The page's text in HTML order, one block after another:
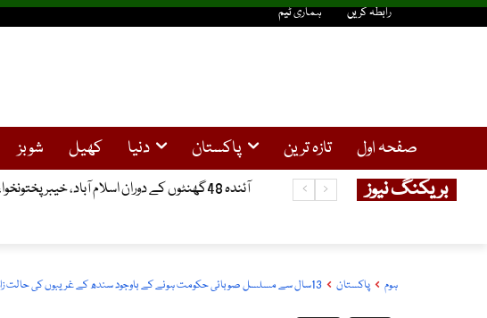
رابطہ کریں ہماری ٹیم
صفحہ اول تازہ ترین پاکستان دنیا کھیل شوبز
بریکنگ نیوز آئندہ 48گھنٹوں کے دوران اسلام آباد، خیبرپختونخوا، آزاد کشمیر،میں بارش کا امکان ، دریاوں میں طغیانی کا خدشہ
ہوم پاکستان 13سال سے مسلسل صوبائی حکومت ہونے کے باوجود سندھ کے غریبوں کی حالت زار بہتر نہ ہوسکی، فرخ حبیب